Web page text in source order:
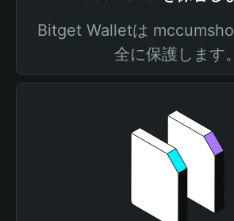
Bitget Walletは
全に保護します。